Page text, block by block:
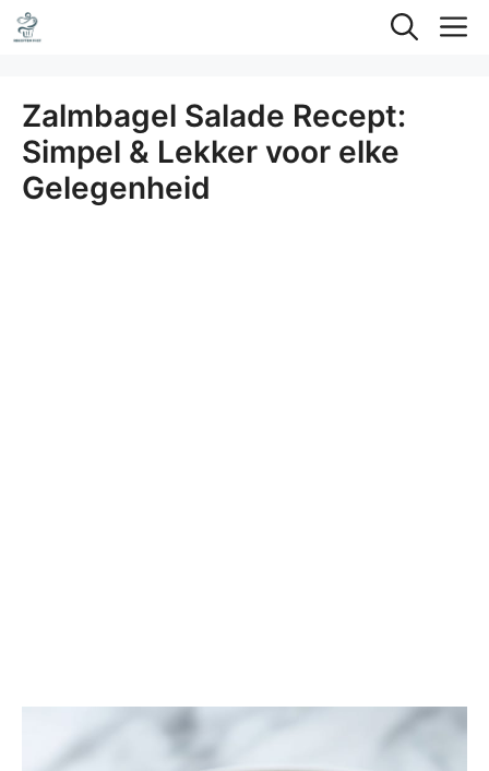
Ga
naar
inhoud
Zalmbagel Salade Recept:
Simpel & Lekker voor elke
Gelegenheid